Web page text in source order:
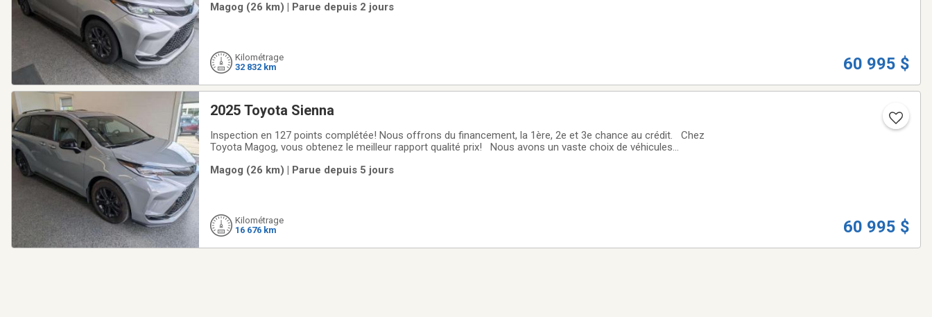
grand de la région! Rapport Carfax
Magog (26 km) | Parue depuis 2 jours
Kilométrage
32 832 km
60 995 $
2025 Toyota Sienna
Inspection en 127 points complétée! Nous offrons du financement, la 1ère, 2e et 3e chance au crédit. Chez
Toyota Magog, vous obtenez le meilleur rapport qualité prix! Nous avons un vaste choix de véhicules
expérimentez la solution TOYOTA
Magog (26 km) | Parue depuis 5 jours
Kilométrage
16 676 km
60 995 $